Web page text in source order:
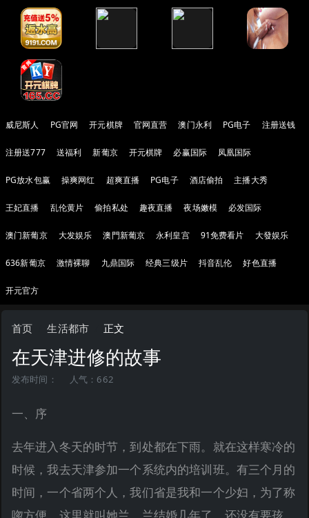
威尼斯人 PG官网 开元棋牌 官网直营 澳门永利 PG电子 注册送钱
注册送777 送福利 新葡京 开元棋牌 必赢国际 凤凰国际
PG放水包赢 操爽网红 超爽直播 PG电子 酒店偷拍 主播大秀
王妃直播 乱伦黄片 偷拍私处 趣夜直播 夜场嫩模 必发国际
澳门新葡京 大发娱乐 澳門新葡京 永利皇宫 91免费看片 大發娱乐
636新葡京 激情裸聊 九鼎国际 经典三级片 抖音乱伦 好色直播
开元官方
首页 生活都市 正文
在天津进修的故事
发布时间： 人气：662
一、序
去年进入冬天的时节，到处都在下雨。就在这样寒冷的
时候，我去天津参加一个系统内的培训班。有三个月的
时间，一个省两个人，我们省是我和一个少妇，为了称
唿方便，这里就叫她兰。兰结婚几年了，还没有要孩